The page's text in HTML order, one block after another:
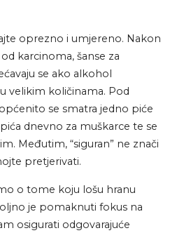
oprezno i umjereno. Nakon
karcinoma, šanse za
se ako alkohol
velikim količinama. Pod
se smatra jedno piće
dnevno za muškarce te se
Međutim, “siguran” ne znači
pretjerivati.
o tome koju lošu hranu
je pomaknuti fokus na
osigurati odgovarajuće